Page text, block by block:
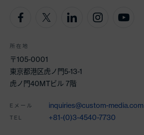
所在地
〒105-0001
東京都港区虎ノ門5-13-1
虎ノ門40MTビル 7階
Eメール inquiries@custom-media.com
TEL +81-(0)3-4540-7730